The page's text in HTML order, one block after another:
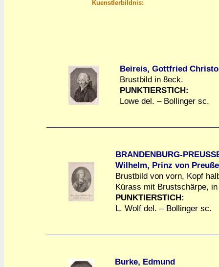
Kuenstlerbildnis:
Beireis, Gottfried
Brustbild in 8eck.
PUNKTIERSTICH:
Lowe del. – Bollinger sc.
BRANDENBURG-
Wilhelm, Prinz von
Brustbild von vorn, Kopf
Kürass mit Brustschärpe,
PUNKTIERSTICH:
L. Wolf del. – Bollinger sc.
Burke, Edmund